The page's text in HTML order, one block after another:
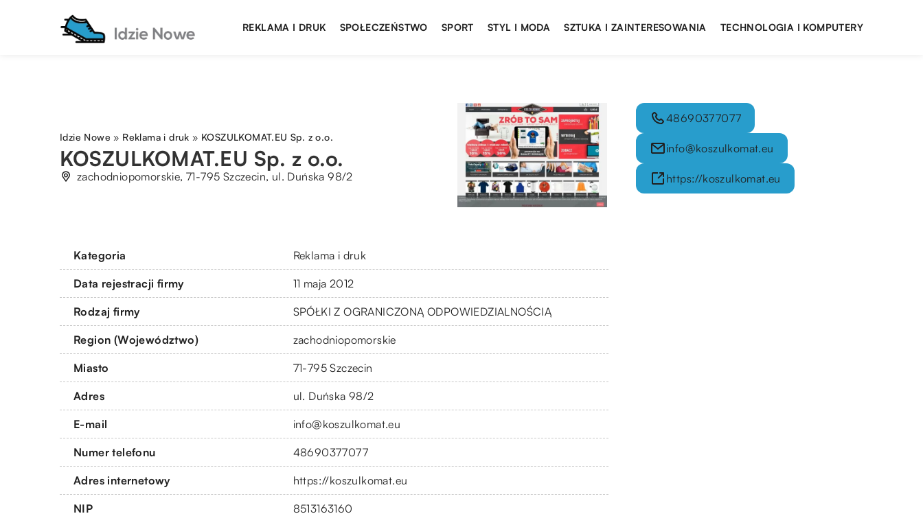
REKLAMA I DRUK SPOŁECZEŃSTWO SPORT STYL I MODA SZTUKA I ZAINTERESOWANIA TECHNOLOGIA I KOMPUTERY
Idzie Nowe » Reklama i druk » KOSZULKOMAT.EU Sp. z o.o.
KOSZULKOMAT.EU Sp. z o.o.
zachodniopomorskie, 71-795 Szczecin, ul. Duńska 98/2
Kategoria Reklama i druk
Data rejestracji firmy 11 maja 2012
Rodzaj firmy SPÓŁKI Z OGRANICZONĄ ODPOWIEDZIALNOŚCIĄ
Region (Województwo) zachodniopomorskie
Miasto 71-795 Szczecin
Adres ul. Duńska 98/2
E-mail info@koszulkomat.eu
Numer telefonu 48690377077
Adres internetowy https://koszulkomat.eu
NIP 8513163160
48690377077
info@koszulkomat.eu
https://koszulkomat.eu